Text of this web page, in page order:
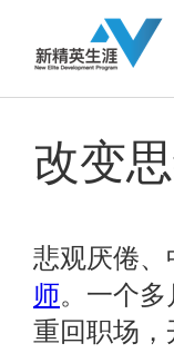
改变
悲观厌倦
师。一个
重回职场，